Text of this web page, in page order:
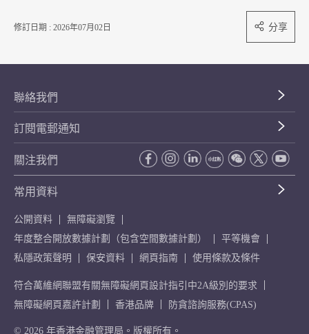
修訂日期 : 2026年07月02日 分享
聯絡我們
訂閱電郵通知
關注我們
常用資料
公開資料
無障礙瀏覽
年度整合開放數據計劃（包含空間數據計劃）
平等機會
私隱政策聲明
保安資料 網頁指南 使用條款及條件
符合萬維網聯盟有關無障礙網頁設計指引中2A級別的要求
無障礙網頁嘉許計劃
香港品牌 防貪諮詢服務(CPAS)
© 2026 年香港金融管理局。版權所有。